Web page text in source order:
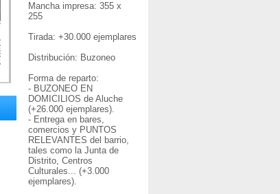
Mancha impresa: 355 x
255
Tirada: +30.000 ejemplares
Distribución: Buzoneo
Forma de reparto:
- BUZONEO EN
DOMICILIOS de Aluche
(+26.000 ejemplares).
- Entrega en bares,
comercios y PUNTOS
RELEVANTES del barrio,
tales como la Junta de
Distrito, Centros
Culturales... (+3.000
ejemplares).